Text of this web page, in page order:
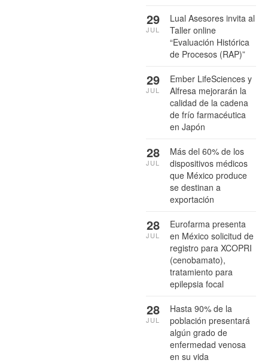
Lual Asesores invita al
Taller online
“Evaluación Histórica
de Procesos (RAP)”
29
JUL
Ember LifeSciences y
Alfresa mejorarán la
calidad de la cadena
de frío farmacéutica
en Japón
29
JUL
Más del 60% de los
dispositivos médicos
que México produce
se destinan a
exportación
28
JUL
Eurofarma presenta
en México solicitud de
registro para XCOPRI
(cenobamato),
tratamiento para
epilepsia focal
28
JUL
Hasta 90% de la
población presentará
algún grado de
enfermedad venosa
en su vida
28
JUL